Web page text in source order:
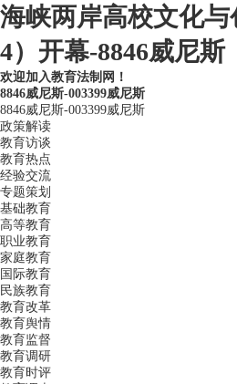
海峡两岸高校文化与
4）开幕-8846威尼斯
欢迎加入教育法制网！
8846威尼斯-003399威尼斯
8846威尼斯-003399威尼斯
政策解读
教育访谈
教育热点
经验交流
专题策划
基础教育
高等教育
职业教育
家庭教育
国际教育
民族教育
教育改革
教育舆情
教育监督
教育调研
教育时评